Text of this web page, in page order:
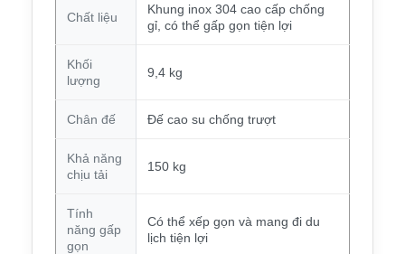
Chất liệu
Khung inox 304 cao cấp chống
gỉ, có thể gấp gọn tiện lợi
Khối
lượng
9,4 kg
Chân đế Đế cao su chống trượt
Khả năng
chịu tải
150 kg
Tính
năng gấp
gọn
Có thể xếp gọn và mang đi du
lịch tiện lợi